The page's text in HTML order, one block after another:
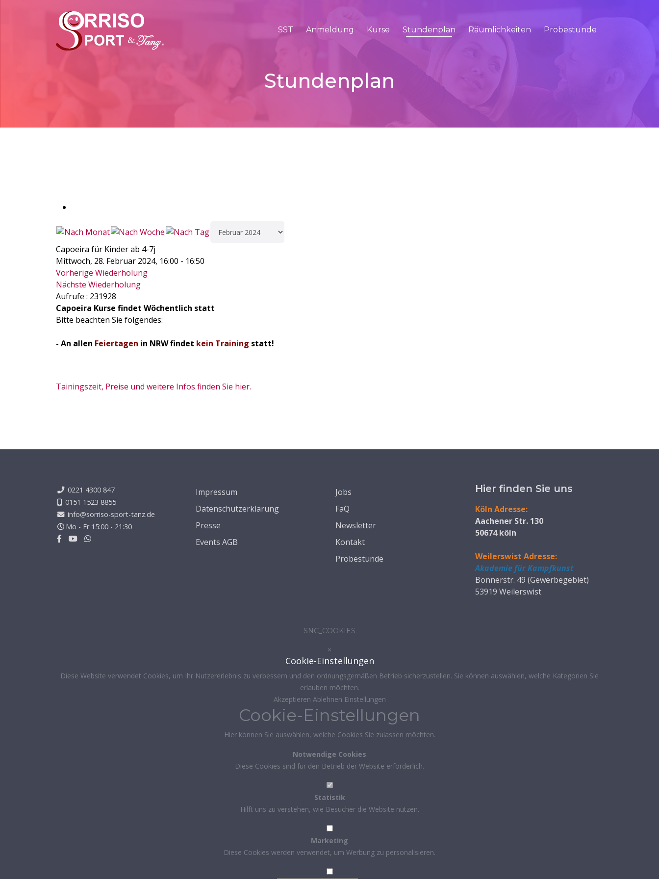
SST Anmeldung Kurse Stundenplan Räumlichkeiten Probestunde
Stundenplan
Capoeira für Kinder ab 4-7j
Mittwoch, 28. Februar 2024, 16:00 - 16:50
Vorherige Wiederholung
Nächste Wiederholung
Aufrufe : 231928
Capoeira Kurse findet Wöchentlich statt
Bitte beachten Sie folgendes:
- An allen Feiertagen in NRW findet kein Training statt!
Tainingszeit, Preise und weitere Infos finden Sie hier.
0221 4300 847
0151 1523 8855
info@sorriso-sport-tanz.de
Mo - Fr 15:00 - 21:30
Impressum
Datenschutzerklärung
Presse
Events AGB
Jobs
FaQ
Newsletter
Kontakt
Probestunde
Hier finden Sie uns
Köln Adresse:
Aachener Str. 130
50674 köln
Weilerswist Adresse:
Akademie für Kampfkunst
Bonnerstr. 49 (Gewerbegebiet)
53919 Weilerswist
SNC_COOKIES
×
Cookie-Einstellungen
Diese Website verwendet Cookies, um Ihr Nutzererlebnis zu verbessern und den ordnungsgemäßen Betrieb sicherzustellen. Sie können auswählen, welche Kategorien Sie
erlauben möchten.
Akzeptieren Ablehnen Einstellungen
Cookie-Einstellungen
Hier können Sie auswählen, welche Cookies Sie zulassen möchten.
Notwendige Cookies
Diese Cookies sind für den Betrieb der Website erforderlich.
Statistik
Hilft uns zu verstehen, wie Besucher die Website nutzen.
Marketing
Diese Cookies werden verwendet, um Werbung zu personalisieren.